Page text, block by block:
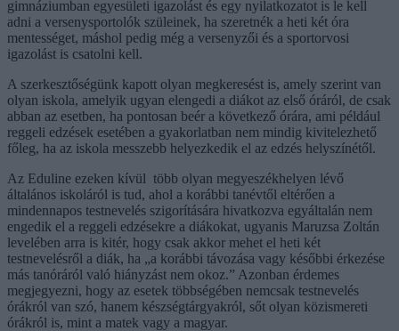
gimnáziumban egyesületi igazolást és egy nyilatkozatot is le kell
adni a versenysportolók szüleinek, ha szeretnék a heti két óra
mentességet, máshol pedig még a versenyzői és a sportorvosi
igazolást is csatolni kell.
A szerkesztőségünk kapott olyan megkeresést is, amely szerint van
olyan iskola, amelyik ugyan elengedi a diákot az első óráról, de csak
abban az esetben, ha pontosan beér a következő órára, ami például
reggeli edzések esetében a gyakorlatban nem mindig kivitelezhető
főleg, ha az iskola messzebb helyezkedik el az edzés helyszínétől.
Az Eduline ezeken kívül több olyan megyeszékhelyen lévő
általános iskoláról is tud, ahol a korábbi tanévtől eltérően a
mindennapos testnevelés szigorítására hivatkozva egyáltalán nem
engedik el a reggeli edzésekre a diákokat, ugyanis Maruzsa Zoltán
levelében arra is kitér, hogy csak akkor mehet el heti két
testnevelésről a diák, ha „a korábbi távozása vagy későbbi érkezése
más tanóráról való hiányzást nem okoz.” Azonban érdemes
megjegyezni, hogy az esetek többségében nemcsak testnevelés
órákról van szó, hanem készségtárgyakról, sőt olyan közismereti
órákról is, mint a matek vagy a magyar.